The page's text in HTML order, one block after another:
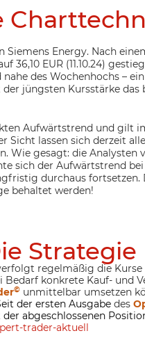
Energy. Nach
36,10 EUR (11.10.24)
des Wochenhochs –
jüngsten Kursstärke das
Aufwärtstrend und gilt
lassen sich derzeit
Wie gesagt: die Analysten
sich der Aufwärtstrend
durchaus fortsetzen.
behaltet werden!
Strategie
regelmäßig die
konkrete Kauf- und
© unmittelbar umsetzen
der ersten Ausgabe des
abgeschlossenen
trader-aktuell